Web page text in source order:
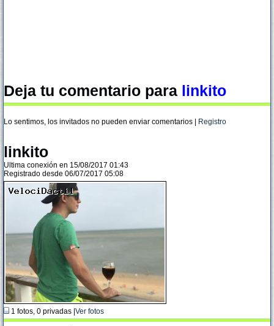
Deja tu comentario para linkito
Lo sentimos, los invitados no pueden enviar comentarios | Registro
linkito
Ultima conexión en 15/08/2017 01:43
Registrado desde 06/07/2017 05:08
1 fotos, 0 privadas | Ver fotos